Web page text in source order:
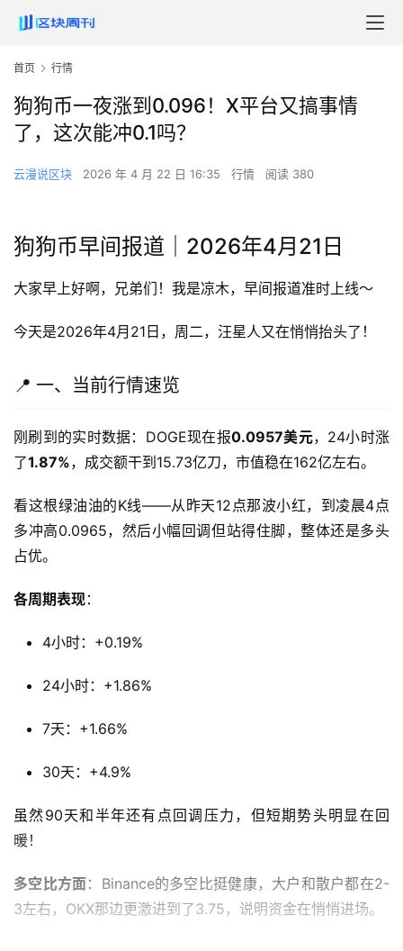
首页 行情
狗狗币一夜涨到0.096！X平台又搞事情
了，这次能冲0.1吗？
云漫说区块 2026 年 4 月 22 日 16:35 行情 阅读 380
狗狗币早间报道｜2026年4月21日
大家早上好啊，兄弟们！我是凉木，早间报道准时上线～
今天是2026年4月21日，周二，汪星人又在悄悄抬头了！
📍 一、当前行情速览
刚刷到的实时数据：DOGE现在报0.0957美元，24小时涨
了1.87%，成交额干到15.73亿刀，市值稳在162亿左右。
看这根绿油油的K线——从昨天12点那波小红，到凌晨4点
多冲高0.0965，然后小幅回调但站得住脚，整体还是多头
占优。
各周期表现：
4小时：+0.19%
24小时：+1.86%
7天：+1.66%
30天：+4.9%
虽然90天和半年还有点回调压力，但短期势头明显在回
暖！
多空比方面：Binance的多空比挺健康，大户和散户都在2-
3左右，OKX那边更激进到了3.75，说明资金在悄悄进场。